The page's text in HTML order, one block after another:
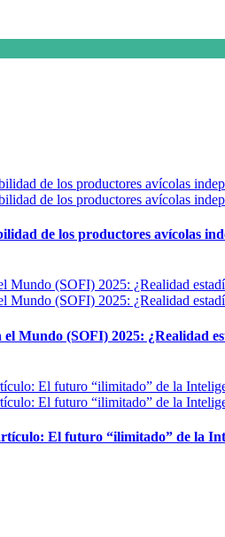
de los productores avícolas
Mundo (SOFI) 2025: ¿Realidad
El futuro “ilimitado” de la